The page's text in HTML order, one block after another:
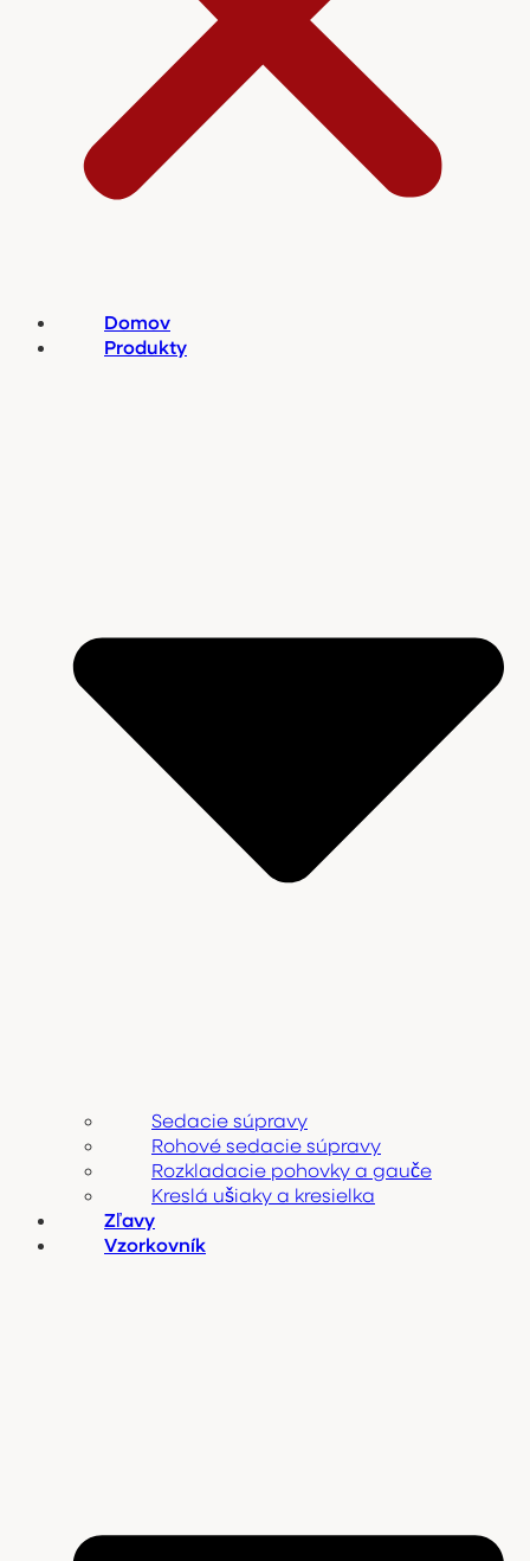
Domov
Produkty
Sedacie súpravy
Rohové sedacie súpravy
Rozkladacie pohovky a gauče
Kreslá ušiaky a kresielka
Zľavy
Vzorkovník